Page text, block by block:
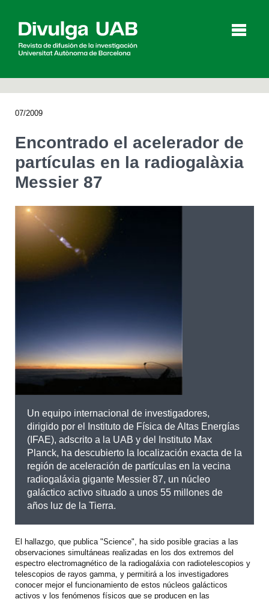
Agenda
English
BUSCAR
07/2009
Encontrado el acelerador de
partículas en la radiogalàxia
Messier 87
Un equipo internacional de investigadores,
dirigido por el Instituto de Física de Altas Energías
(IFAE), adscrito a la UAB y del Instituto Max
Planck, ha descubierto la localización exacta de la
región de aceleración de partículas en la vecina
radiogaláxia gigante Messier 87, un núcleo
galáctico activo situado a unos 55 millones de
años luz de la Tierra.
El hallazgo, que publica "Science", ha sido posible gracias a las
observaciones simultáneas realizadas en los dos extremos del
espectro electromagnético de la radiogaláxia con radiotelescopios y
telescopios de rayos gamma, y permitirá a los investigadores
conocer mejor el funcionamiento de estos núcleos galácticos
activos y los fenómenos físicos que se producen en las